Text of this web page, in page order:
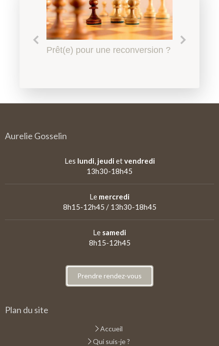
Le harcèlement scolaire à
Prêt(e) pour une reconversion ?
Quel accompagnement en
Qu'est-ce qu'un
Aurelie Gosselin
Les lundi jeudi etvendredi
13h30-18h45
Le mercredi
8h15-12h45 / 13h30-18h45
Le samedi
8h15-12h45
Prendre rendez-vous
Plan du site
Accueil
Qui suis-je ?